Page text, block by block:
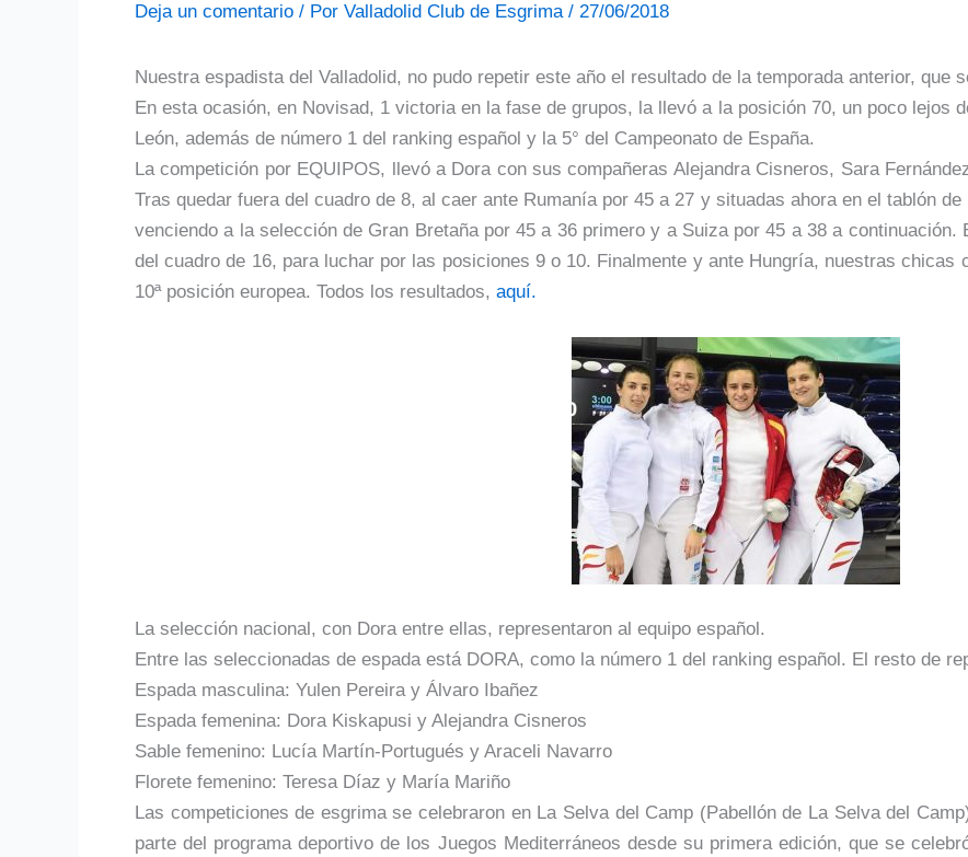
Deja un comentario / Por Valladolid Club de Esgrima / 27/06/2018
Nuestra espadista del Valladolid, no pudo repetir este año el resultado de la temporada anterior, que
En esta ocasión, en Novisad, 1 victoria en la fase de grupos, la llevó a la posición 70, un poco lejos
León, además de número 1 del ranking español y la 5° del Campeonato de España.
La competición por EQUIPOS, llevó a Dora con sus compañeras Alejandra Cisneros, Sara
Tras quedar fuera del cuadro de 8, al caer ante Rumanía por 45 a 27 y situadas ahora en el tablón
venciendo a la selección de Gran Bretaña por 45 a 36 primero y a Suiza por 45 a 38 a
del cuadro de 16, para luchar por las posiciones 9 o 10. Finalmente y ante Hungría, nuestras chicas
10ª posición europea. Todos los resultados, aquí.
La selección nacional, con Dora entre ellas, representaron al equipo español.
Entre las seleccionadas de espada está DORA, como la número 1 del ranking español. El resto de
Espada masculina: Yulen Pereira y Álvaro Ibañez
Espada femenina: Dora Kiskapusi y Alejandra Cisneros
Sable femenino: Lucía Martín-Portugués y Araceli Navarro
Florete femenino: Teresa Díaz y María Mariño
Las competiciones de esgrima se celebraron en La Selva del Camp (Pabellón de La Selva del
parte del programa deportivo de los Juegos Mediterráneos desde su primera edición, que se